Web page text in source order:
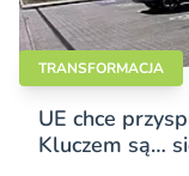
TRANSFORMACJA
UE chce
Kluczem są…